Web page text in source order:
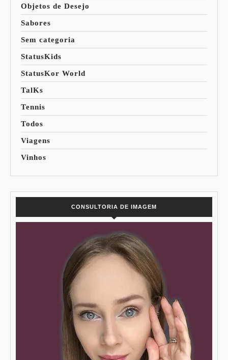
Objetos de Desejo
Sabores
Sem categoria
StatusKids
StatusKor World
TalKs
Tennis
Todos
Viagens
Vinhos
CONSULTORIA DE IMAGEM